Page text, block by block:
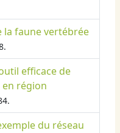
la faune vertébrée
efficace de
région
du réseau